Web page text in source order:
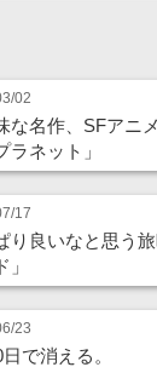
02
な名作、SFアニ
ラネット」
17
り良いなと思う
」
23
で消える。